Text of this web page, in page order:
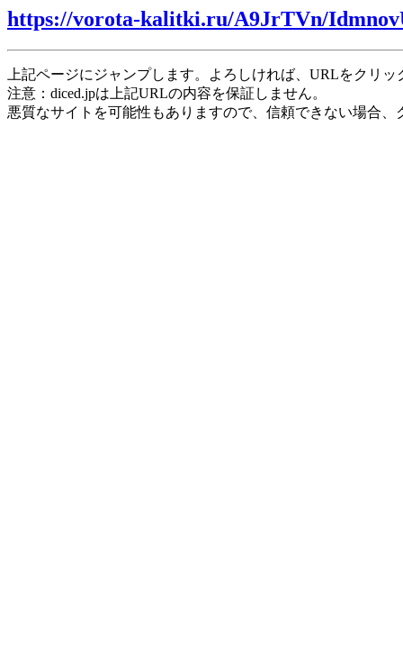
https://vorota-kalitki.ru/A9JrTVn/
上記ページにジャンプします。よろしければ、URLをクリ
注意：diced.jpは上記URLの内容を保証しません。
悪質なサイトを可能性もありますので、信頼できない場合、